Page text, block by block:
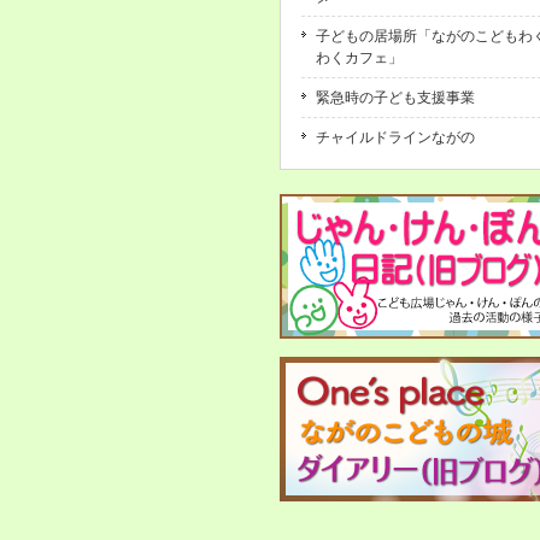
子どもの居場所「ながのこどもわ
わくカフェ」
緊急時の子ども支援事業
チャイルドラインながの